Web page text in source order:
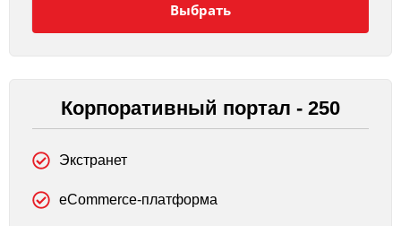
Выбрать
Корпоративный портал - 250
Экстранет
eCommerce-платформа